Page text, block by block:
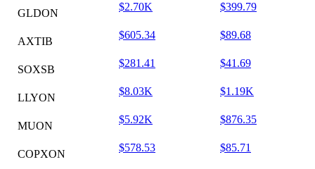
GLDON
$2.70K $399.79
AXTIB
$605.34 $89.68
SOXSB
$281.41 $41.69
LLYON
$8.03K $1.19K
MUON
$5.92K $876.35
COPXON
$578.53 $85.71